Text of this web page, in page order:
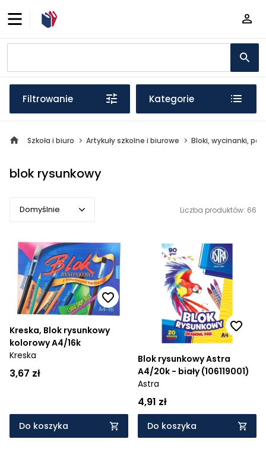
Filtrowanie Kategorie
Szkoła i biuro Artykuły szkolne i biurowe Bloki, wycinanki,
blok rysunkowy
Domyślnie
Domyślnie
Popularne
Cena rosnąco
Cena malejąco
Od najnowszych
Od najstarszych
Liczba produktów: 66
Kreska, Blok rysunkowy
kolorowy A4/16k
Kreska
3,67 zł
Do koszyka
Blok rysunkowy Astra
A4/20k - biały (106119001)
Astra
4,91 zł
Do koszyka